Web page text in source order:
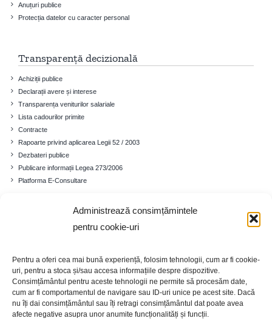
Administrează consimțămintele
pentru cookie-uri
Pentru a oferi cea mai bună experiență, folosim tehnologii, cum ar fi cookie-
uri, pentru a stoca și/sau accesa informațiile despre dispozitive.
Consimțământul pentru aceste tehnologii ne permite să procesăm date,
cum ar fi comportamentul de navigare sau ID-uri unice pe acest site. Dacă
nu îți dai consimțământul sau îți retragi consimțământul dat poate avea
afecte negative asupra unor anumite funcționalități și funcții.
Anuțuri publice
Protecția datelor cu caracter personal
Transparență decizională
Achiziții publice
Declarații avere și interese
Transparența veniturilor salariale
Lista cadourilor primite
Contracte
Rapoarte privind aplicarea Legii 52 / 2003
Dezbateri publice
Publicare informații Legea 273/2006
Platforma E-Consultare
Cadrul demografic
Educație
Economia
Turism
Galerie foto